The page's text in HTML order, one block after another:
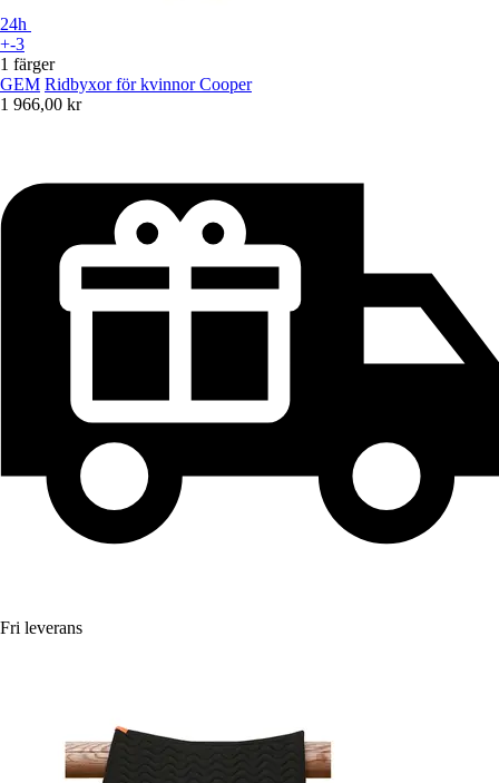
24h
+-3
1 färger
GEM Ridbyxor för kvinnor Cooper
1 966,00 kr
Fri leverans